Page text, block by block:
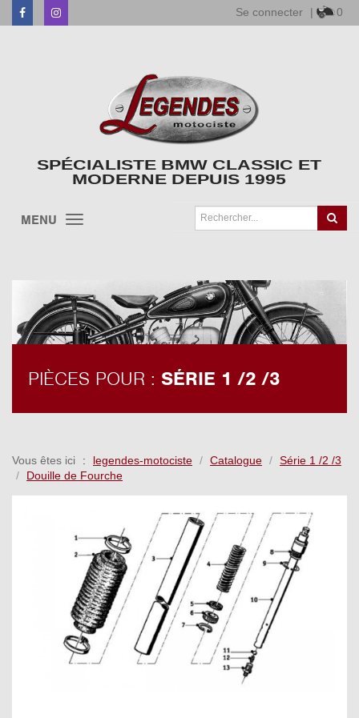
FacebookInstagram Se connecter | 0
SPÉCIALISTE BMW CLASSIC ET
MODERNE DEPUIS 1995
MENU
PIÈCES POUR : SÉRIE 1 /2 /3
Vous êtes ici legendes-motociste Catalogue
Série 1 /2 /3
Douille de Fourche